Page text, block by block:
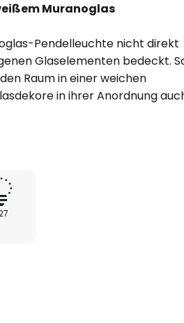
Muranoglas
Pendelleuchte nicht direkt
Glaselementen bedeckt.
Raum in einer weichen
in ihrer Anordnung
hübschen Vogels. Die
Pendelleuchte für viele